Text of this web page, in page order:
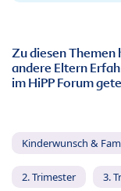
Zu diesen Themen
andere Eltern
im HiPP Forum
Kinderwunsch &
2. Trimester 3.